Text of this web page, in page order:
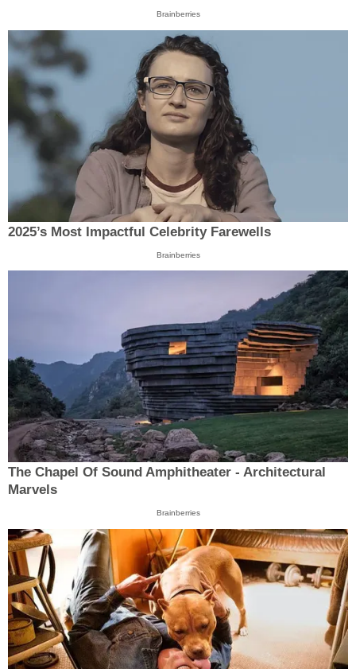
Brainberries
2025’s Most Impactful Celebrity Farewells
Brainberries
The Chapel Of Sound Amphitheater - Architectural
Marvels
Brainberries